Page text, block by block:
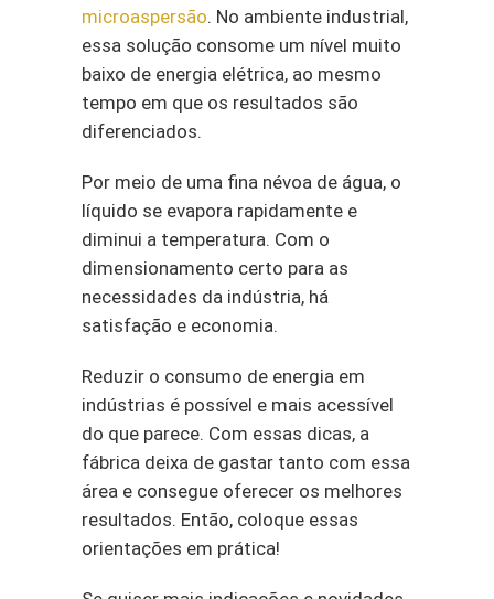
microaspersão. No ambiente industrial,
essa solução consome um nível muito
baixo de energia elétrica, ao mesmo
tempo em que os resultados são
diferenciados.
Por meio de uma fina névoa de água, o
líquido se evapora rapidamente e
diminui a temperatura. Com o
dimensionamento certo para as
necessidades da indústria, há
satisfação e economia.
Reduzir o consumo de energia em
indústrias é possível e mais acessível
do que parece. Com essas dicas, a
fábrica deixa de gastar tanto com essa
área e consegue oferecer os melhores
resultados. Então, coloque essas
orientações em prática!